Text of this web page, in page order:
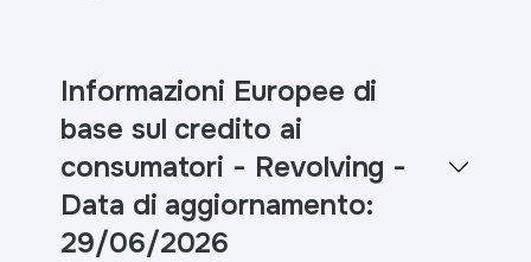
Informazioni Europee di
base sul credito ai
consumatori - Revolving -
Data di aggiornamento:
29/06/2026